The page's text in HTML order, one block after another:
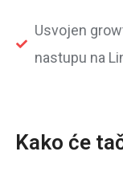
Usvojen
nastupu na
Kako će